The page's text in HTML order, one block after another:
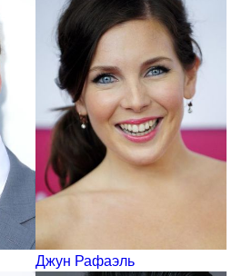
Джун Рафаэль